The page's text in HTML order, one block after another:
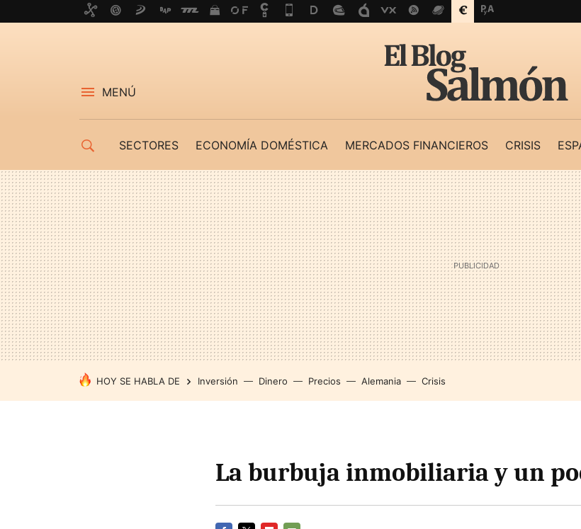
MENÚ
SECTORES ECONOMÍA DOMÉSTICA MERCADOS FINANCIEROS CRISIS
HOY SE HABLA DE Inversión Dinero Precios Alemania Crisis
La burbuja inmobiliaria y un